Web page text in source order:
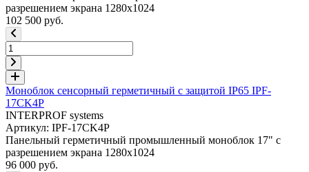
разрешением экрана 1280x1024
102 500 руб.
Моноблок сенсорный герметичный с защитой IP65 IPF-
17CK4P
INTERPROF systems
Артикул: IPF-17CK4P
Панельный герметичный промышленный моноблок 17" с
разрешением экрана 1280x1024
96 000 руб.